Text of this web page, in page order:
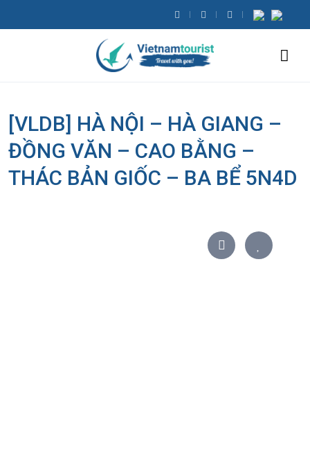
[VLDB] HÀ NỘI – HÀ GIANG –
ĐỒNG VĂN – CAO BẰNG –
THÁC BẢN GIỐC – BA BỂ 5N4D